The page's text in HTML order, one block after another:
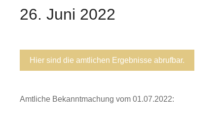
26. Juni 2022
Hier sind die amtlichen Ergebnisse abrufbar.
Amtliche Bekanntmachung vom 01.07.2022: